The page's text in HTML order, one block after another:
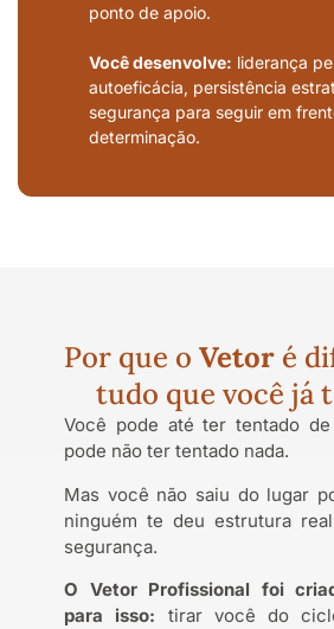
ponto de apoio.
Você desenvolve: liderança
autoeficácia, persistência
segurança para seguir em
determinação.
Por que o Vetor é
tudo que você já
Você pode até ter tentado
pode não ter tentado nada.
Mas você não saiu do lugar
ninguém te deu estrutura
segurança.
O Vetor Profissional foi
para isso: tirar você do